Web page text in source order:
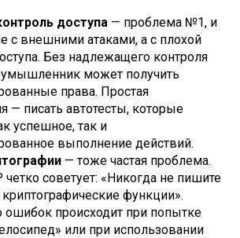
доступа — проблема №1, и
с внешними атаками, а с плохой
Без надлежащего контроля
может получить
права. Простая
— писать автотесты, которые
успешное, так и
выполнение действий.
— тоже частая проблема.
четко советует: «Никогда не пишите
функции».
происходит при попытке
или при использовании